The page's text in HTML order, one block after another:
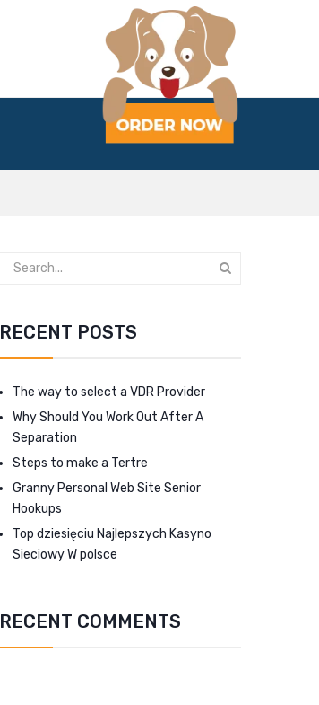
RECENT POSTS
The way to select a VDR Provider
Why Should You Work Out After A
Separation
Steps to make a Tertre
Granny Personal Web Site Senior
Hookups
Top dziesięciu Najlepszych Kasyno
Sieciowy W polsce
RECENT COMMENTS